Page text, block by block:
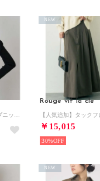
Rouge vif la cle
￥15,015
NEW
30%
NEW